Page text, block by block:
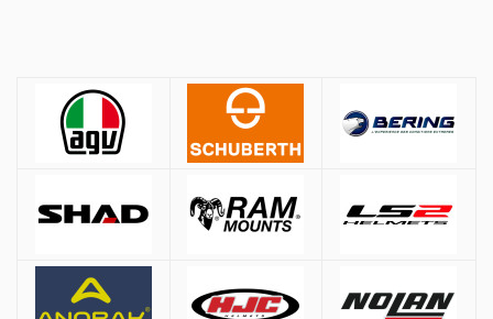
Αποστολές
Όλες οι αποστολές πραγματοποιούνται μέσω και
Αθήνα:2.90€
Αντικαταβολή: +
1.50€